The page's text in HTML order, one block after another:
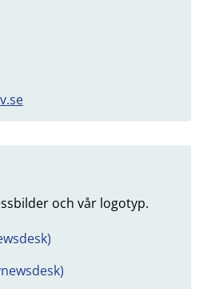
och vår logotyp.